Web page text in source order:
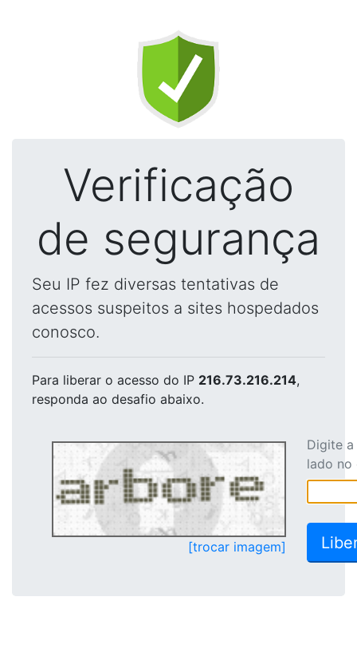
Verificação
de segurança
Seu IP fez diversas tentativas de
acessos suspeitos a sites hospedados
conosco.
Para liberar o acesso do IP 216.73.216.214,
responda ao desafio abaixo.
[trocar imagem]
Digite
lado no